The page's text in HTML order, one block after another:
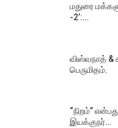
மதுரை
-2’:…
விஸ்வநாத் &
பெருமிதம்.
“நிறம்”
இயக்குநர்…